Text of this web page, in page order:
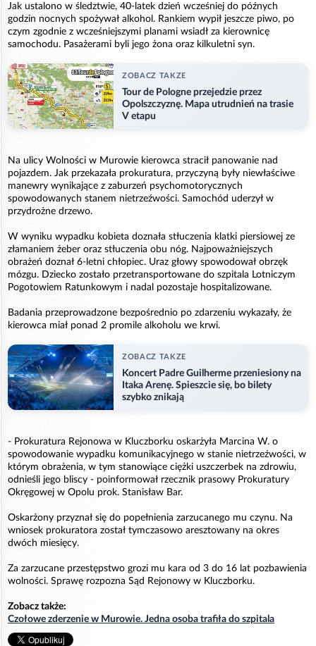
Jak ustalono w śledztwie, 40-latek dzień wcześniej do późnych
godzin nocnych spożywał alkohol. Rankiem wypił jeszcze piwo, po
czym zgodnie z wcześniejszymi planami wsiadł za kierownicę
samochodu. Pasażerami byli jego żona oraz kilkuletni syn.
ZOBACZ TAKZE
Tour de Pologne przejedzie przez
Opolszczyznę. Mapa utrudnień na trasie
V etapu
Na ulicy Wolności w Murowie kierowca stracił panowanie nad
pojazdem. Jak przekazała prokuratura, przyczyną były niewłaściwe
manewry wynikające z zaburzeń psychomotorycznych
spowodowanych stanem nietrzeźwości. Samochód uderzył w
przydrożne drzewo.
W wyniku wypadku kobieta doznała stłuczenia klatki piersiowej ze
złamaniem żeber oraz stłuczenia obu nóg. Najpoważniejszych
obrażeń doznał 6-letni chłopiec. Uraz głowy spowodował obrzęk
mózgu. Dziecko zostało przetransportowane do szpitala Lotniczym
Pogotowiem Ratunkowym i nadal pozostaje hospitalizowane.
Badania przeprowadzone bezpośrednio po zdarzeniu wykazały, że
kierowca miał ponad 2 promile alkoholu we krwi.
ZOBACZ TAKZE
Koncert Padre Guilherme przeniesiony na
Itaka Arenę. Spieszcie się, bo bilety
szybko znikają
- Prokuratura Rejonowa w Kluczborku oskarżyła Marcina W. o
spowodowanie wypadku komunikacyjnego w stanie nietrzeźwości, w
którym obrażenia, w tym stanowiące ciężki uszczerbek na zdrowiu,
odnieśli jego bliscy - poinformował rzecznik prasowy Prokuratury
Okręgowej w Opolu prok. Stanisław Bar.
Oskarżony przyznał się do popełnienia zarzucanego mu czynu. Na
wniosek prokuratora został tymczasowo aresztowany na okres
dwóch miesięcy.
Za zarzucane przestępstwo grozi mu kara od 3 do 16 lat pozbawienia
wolności. Sprawę rozpozna Sąd Rejonowy w Kluczborku.
Zobacz także:
Czołowe zderzenie w Murowie. Jedna osoba trafiła do szpitala